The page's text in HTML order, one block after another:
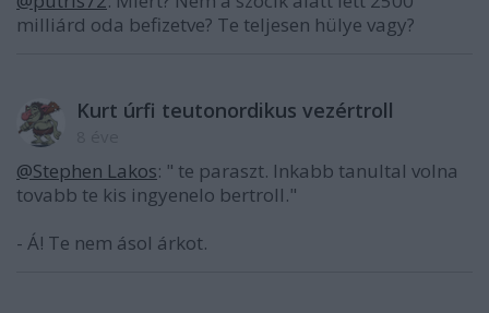
milliárd oda befizetve? Te teljesen hülye vagy?
Kurt úrfi teutonordikus vezértroll
@Stephen Lakos: " te paraszt. Inkabb tanultal volna
tovabb te kis ingyenelo bertroll."
- Á! Te nem ásol árkot.